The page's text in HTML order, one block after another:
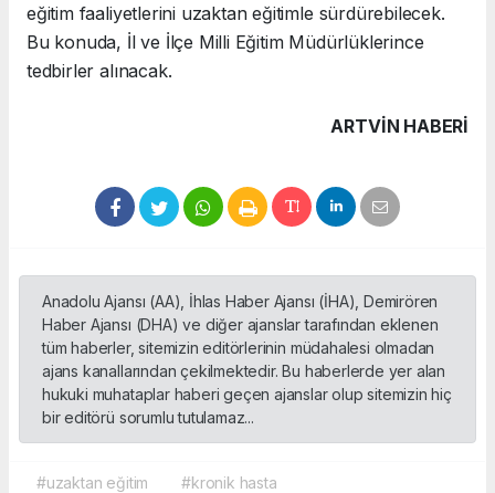
eğitim faaliyetlerini uzaktan eğitimle sürdürebilecek.
Bu konuda, İl ve İlçe Milli Eğitim Müdürlüklerince
tedbirler alınacak.
ARTVIN HABERİ
Anadolu Ajansı (AA), İhlas Haber Ajansı (İHA), Demirören
Haber Ajansı (DHA) ve diğer ajanslar tarafından eklenen
tüm haberler, sitemizin editörlerinin müdahalesi olmadan
ajans kanallarından çekilmektedir. Bu haberlerde yer alan
hukuki muhataplar haberi geçen ajanslar olup sitemizin hiç
bir editörü sorumlu tutulamaz...
#uzaktan eğitim #kronik hasta